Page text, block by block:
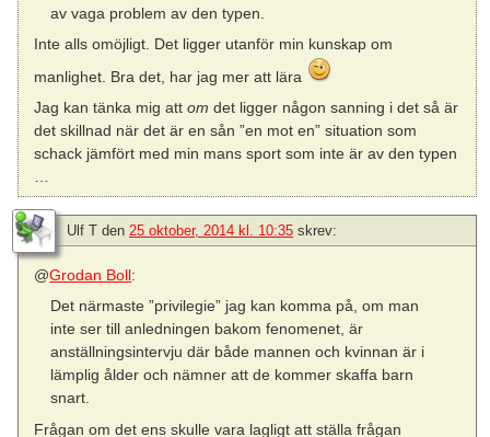
av vaga problem av den typen.
Inte alls omöjligt. Det ligger utanför min kunskap om
manlighet. Bra det, har jag mer att lära
Jag kan tänka mig attom det ligger någon sanning i det så är
det skillnad när det är en sån ”en mot en” situation som
schack jämfört med min mans sport som inte är av den typen
Ulf T den 25 oktober, 2014 kl. 10:35 skrev:
@Grodan Boll:
Det närmaste ”privilegie” jag kan komma på, om man
inte ser till anledningen bakom fenomenet, är
anställningsintervju där både mannen och kvinnan är i
lämplig ålder och nämner att de kommer skaffa barn
snart.
Frågan om det ens skulle vara lagligt att ställa frågan